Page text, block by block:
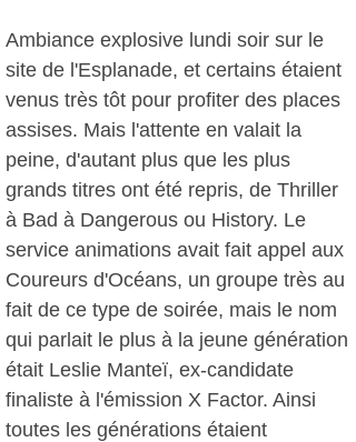
Ambiance explosive lundi soir sur le
site de l'Esplanade, et certains étaient
venus très tôt pour profiter des places
assises. Mais l'attente en valait la
peine, d'autant plus que les plus
grands titres ont été repris, de Thriller
à Bad à Dangerous ou History. Le
service animations avait fait appel aux
Coureurs d'Océans, un groupe très au
fait de ce type de soirée, mais le nom
qui parlait le plus à la jeune génération
était Leslie Manteï, ex-candidate
finaliste à l'émission X Factor. Ainsi
toutes les générations étaient